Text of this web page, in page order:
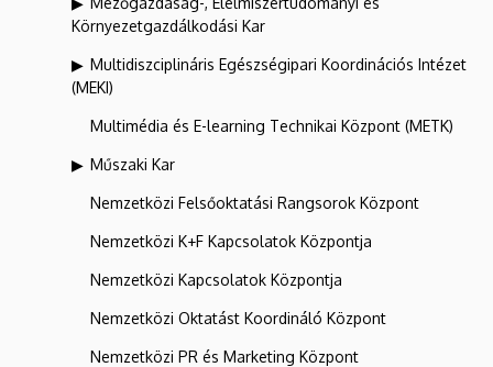
Környezetgazdálkodási Kar
Multidiszciplináris Egészségipari Koordinációs Intézet
(MEKI)
Multimédia és E-learning Technikai Központ (METK)
Műszaki Kar
Nemzetközi Felsőoktatási Rangsorok Központ
Nemzetközi K+F Kapcsolatok Központja
Nemzetközi Kapcsolatok Központja
Nemzetközi Oktatást Koordináló Központ
Nemzetközi PR és Marketing Központ